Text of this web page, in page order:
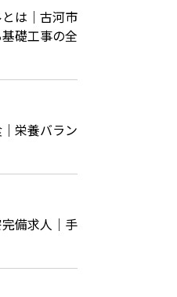
は｜古河市
礎工事の全
栄養バラン
備求人｜手